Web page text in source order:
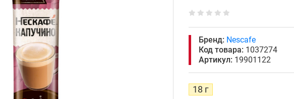
Бренд: Nescafe
Код товара: 1037274
Артикул: 19901122
18 г